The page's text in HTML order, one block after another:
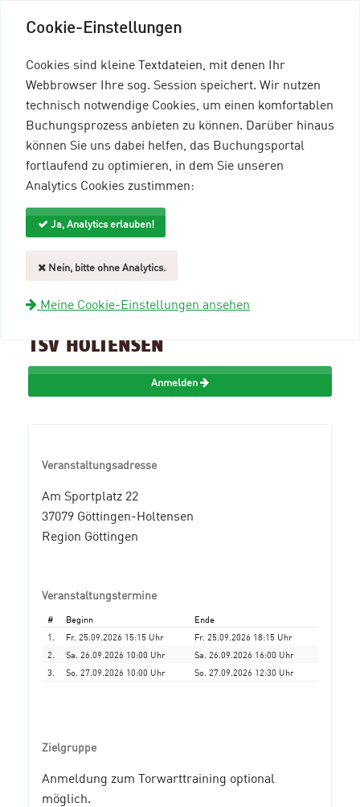
Cookie-Einstellungen
Cookies sind kleine Textdateien, mit denen Ihr
Webbrowser Ihre sog. Session speichert. Wir nutzen
technisch notwendige Cookies, um einen komfortablen
Buchungsprozess anbieten zu können. Darüber hinaus
können Sie uns dabei helfen, das Buchungsportal
fortlaufend zu optimieren, in dem Sie unseren
Analytics Cookies zustimmen:
Ja, Analytics erlauben!
Nein, bitte ohne Analytics.
Meine Cookie-Einstellungen ansehen
Menü einblenden
mein96-Profil
Anmelden
Suche und Filter
zurück zur Übersicht
TSV HOLTENSEN
Anmelden
Veranstaltungsadresse
Am Sportplatz 22
37079 Göttingen-Holtensen
Region Göttingen
Veranstaltungstermine
# Beginn
Ende
1.
Fr. 25.09.2026 15:15 Uhr
Fr. 25.09.2026 18:15 Uhr
2.
Sa. 26.09.2026 10:00 Uhr
Sa. 26.09.2026 16:00 Uhr
3.
So. 27.09.2026 10:00 Uhr So. 27.09.2026 12:30 Uhr
Zielgruppe
Anmeldung zum Torwarttraining optional
möglich.